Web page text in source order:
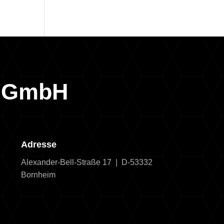
Adresse
Alexander-Bell-Straße 17 | D-53332
Bornheim